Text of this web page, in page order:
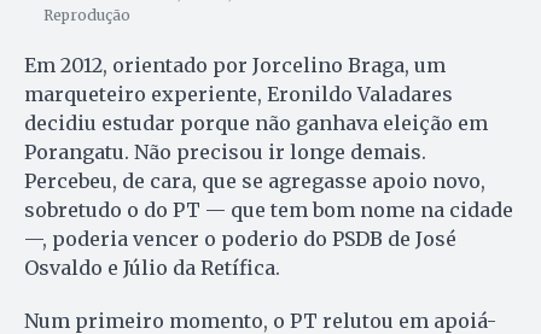
Reprodução
Em 2012, orientado por Jorcelino Braga, um
marqueteiro experiente, Eronildo Valadares
decidiu estudar porque não ganhava eleição em
Porangatu. Não precisou ir longe demais.
Percebeu, de cara, que se agregasse apoio novo,
sobretudo o do PT — que tem bom nome na cidade
—, poderia vencer o poderio do PSDB de José
Osvaldo e Júlio da Retífica.
Num primeiro momento, o PT relutou em apoiá-